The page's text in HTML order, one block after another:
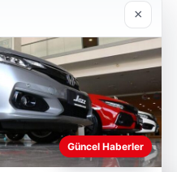
×
Güncel Haberler